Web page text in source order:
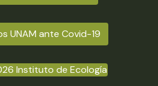
UNAM ante Covid-19
Instituto de Ecología